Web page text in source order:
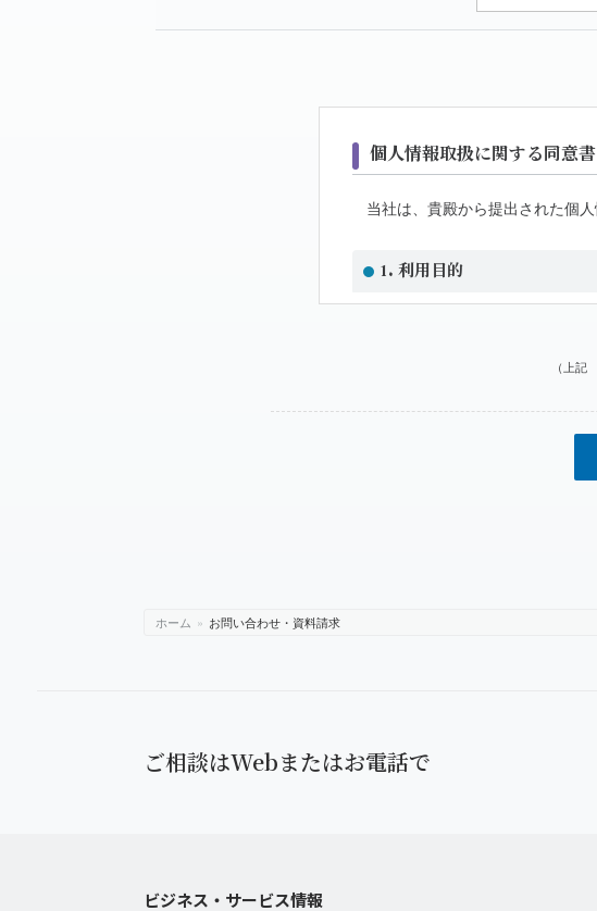
個人情報取扱に関する同意書
当社は、貴殿から提出された個
1. 利用目的
お問合せ・資料請求に伴って収
種情報の提供などの処理を行う
らびに調査協力の依頼に利用し
4. 個人情報の第三者への提供
（上
ホーム » お問い合わせ・資料請求
ご相談はWebまたはお電話で
ビジネス・サービス情報